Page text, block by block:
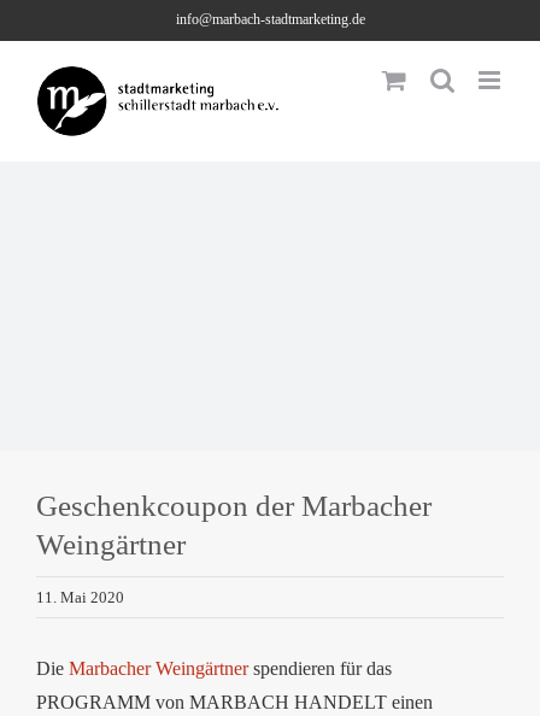
content
info@marbach-stadtmarketing.de
Geschenkcoupon der Marbacher
Weingärtner
11. Mai 2020
Die Marbacher Weingärtnerspendieren für das
PROGRAMM von MARBACH HANDELT einen